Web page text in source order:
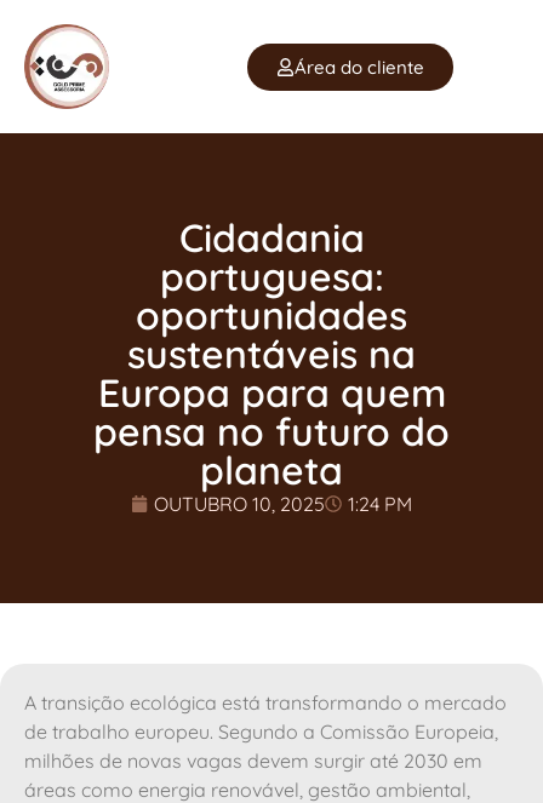
Área do cliente
Cidadania
portuguesa:
oportunidades
sustentáveis na
Europa para quem
pensa no futuro do
planeta
OUTUBRO 10, 2025 1:24 PM
A transição ecológica está transformando o mercado
de trabalho europeu. Segundo a Comissão Europeia,
milhões de novas vagas devem surgir até 2030 em
áreas como energia renovável, gestão ambiental,